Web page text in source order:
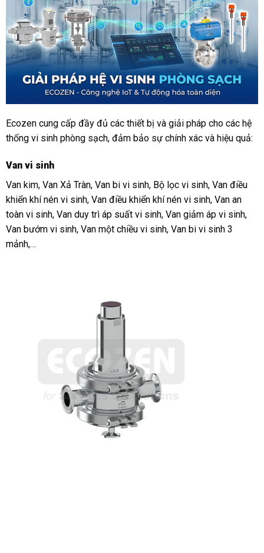
Ecozen cung cấp đầy đủ các thiết bị và giải pháp cho các hệ
thống vi sinh phòng sạch, đảm bảo sự chính xác và hiệu quả:
Van vi sinh
Van kim, Van Xả Tràn, Van bi vi sinh, Bộ lọc vi sinh, Van điều
khiển khí nén vi sinh, Van điều khiển khí nén vi sinh, Van an
toàn vi sinh, Van duy trì áp suất vi sinh, Van giảm áp vi sinh,
Van bướm vi sinh, Van một chiều vi sinh, Van bi vi sinh 3
mảnh,…